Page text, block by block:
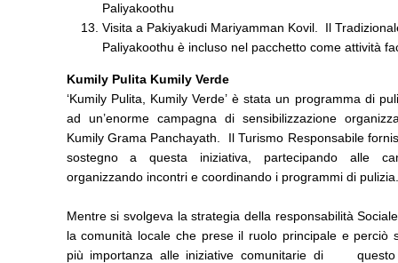
Paliyakoothu
Visita a Pakiyakudi Mariyamman Kovil. Il
Paliyakoothu è incluso nel pacchetto come attività
Kumily Pulita Kumily Verde
‘Kumily Pulita, Kumily Verde’ è stata un programma di
ad un’enorme campagna di sensibilizzazione
Kumily Grama Panchayath. Il Turismo Responsabile
sostegno a questa iniziativa, partecipando alle
organizzando incontri e coordinando i programmi di pulizia.
Mentre si svolgeva la strategia della responsabilità
la comunità locale che prese il ruolo principale e perciò
più importanza alle iniziative comunitarie di questo